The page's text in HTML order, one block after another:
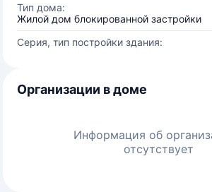
Тип дома:
Жилой дом блокированной застройки
Серия, тип постройки здания:
Организации в доме
Информация об
отсутствует